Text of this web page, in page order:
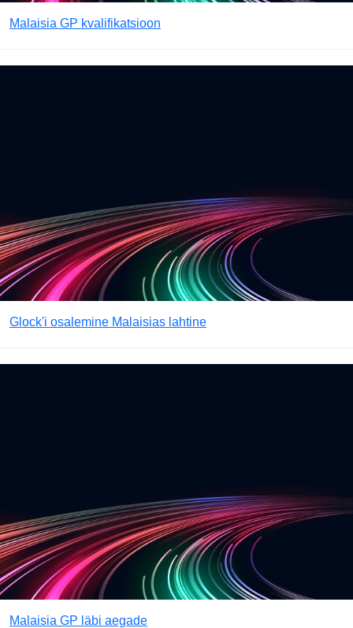
Malaisia GP kvalifikatsioon
Glock'i osalemine Malaisias lahtine
Malaisia GP läbi aegade